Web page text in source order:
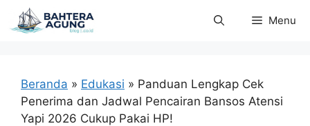
Langsung
ke
Menu
Beranda » Edukasi » Panduan Lengkap Cek
Penerima dan Jadwal Pencairan Bansos Atensi
Yapi 2026 Cukup Pakai HP!